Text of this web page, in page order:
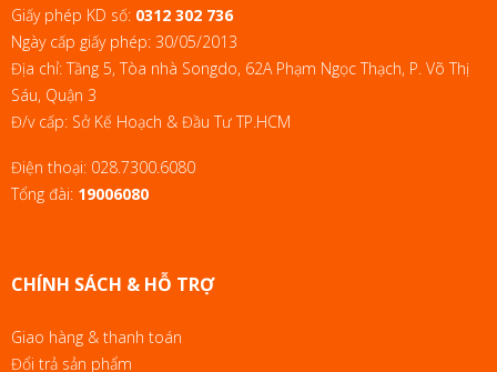
Giấy phép KD số: 0312 302 736
Ngày cấp giấy phép: 30/05/2013
Địa chỉ: Tầng 5, Tòa nhà Songdo, 62A Phạm Ngọc Thạch, P. Võ Thị
Sáu, Quận 3
Đ/v cấp: Sở Kế Hoạch & Đầu Tư TP.HCM
Điện thoại: 028.7300.6080
Tổng đài: 19006080
CHÍNH SÁCH & HỖ TRỢ
Giao hàng & thanh toán
Đổi trả sản phẩm